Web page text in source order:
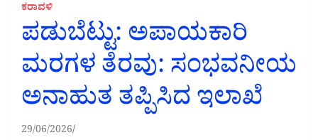
ಕರಾವಳಿ
ಪಡುಬೆಟ್ಟು: ಅಪಾಯಕಾರಿ
ಮರಗಳ ತೆರವು: ಸಂಭವನೀಯ
ಅನಾಹುತ ತಪ್ಪಿಸಿದ ಇಲಾಖೆ
29/06/2026